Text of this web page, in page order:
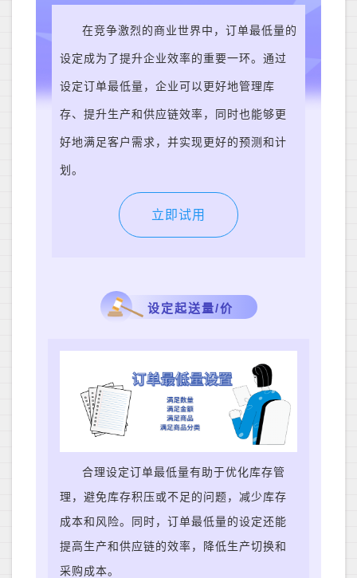
在竞争激烈的商业世界中，订单最低量的
设定成为了提升企业效率的重要一环。通过
设定订单最低量，企业可以更好地管理库
存、提升生产和供应链效率，同时也能够更
好地满足客户需求，并实现更好的预测和计
划。
立即试用
设定起送量/价
合理设定订单最低量有助于优化库存管
理，避免库存积压或不足的问题，减少库存
成本和风险。同时，订单最低量的设定还能
提高生产和供应链的效率，降低生产切换和
采购成本。